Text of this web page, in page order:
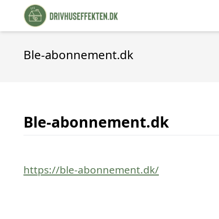
Ble-abonnement.dk
Ble-abonnement.dk
https://ble-abonnement.dk/